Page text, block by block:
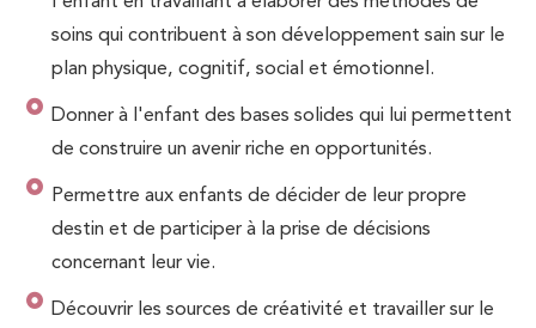
soins qui contribuent à son développement sain sur le
plan physique, cognitif, social et émotionnel.
Donner à l'enfant des bases solides qui lui permettent
de construire un avenir riche en opportunités.
Permettre aux enfants de décider de leur propre
destin et de participer à la prise de décisions
concernant leur vie.
Découvrir les sources de créativité et travailler sur le